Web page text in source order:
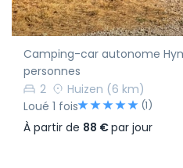
Camping-car autonome
personnes
2
Huizen (6 km)
Loué 1 fois
(1)
À partir de 88 €par jour